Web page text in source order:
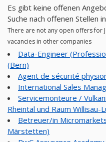
Es gibt keine offenen
Suche nach offenen Stellen
There are not any open offers for
vacancies in other companies
Data-Engineer
(Bern)
Agent de sécurité
International Sales
Servicemonteure /
Rheintal und Raum Willisau-
Betreuer/in
Märstetten)